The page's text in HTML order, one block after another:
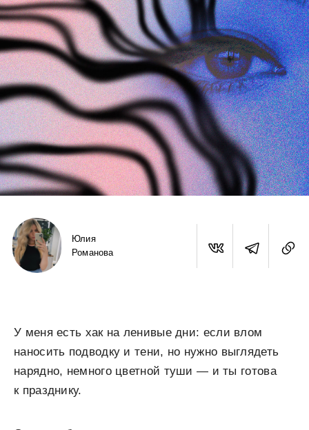
Юлия
Романова
У меня есть хак на ленивые дни: если влом
наносить подводку и тени, но нужно выглядеть
нарядно, немного цветной туши — и ты готова
к празднику.